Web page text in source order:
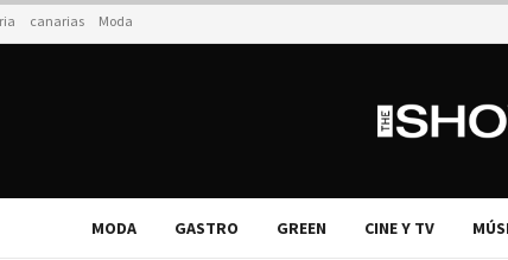
canarias Moda
MODA GASTRO GREEN CINE Y TV